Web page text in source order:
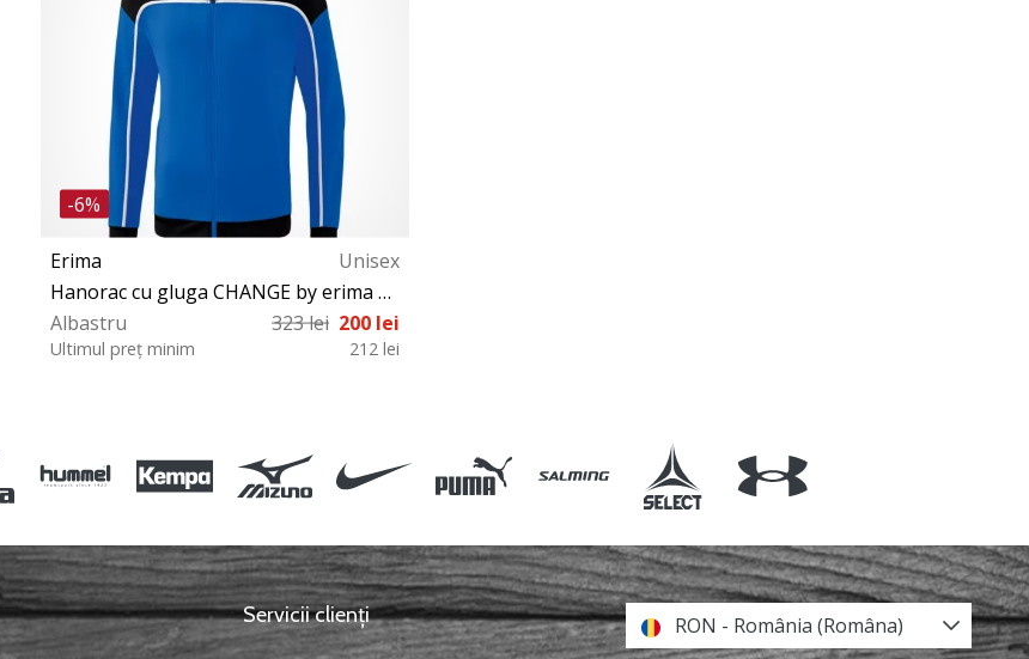
-6%
Erima
Unisex
Hanorac cu gluga CHANGE by erima Training Jacket with hood
Albastru
323 lei 200 lei
Ultimul preț minim 212 lei
Servicii clienți RON - România (Româna)